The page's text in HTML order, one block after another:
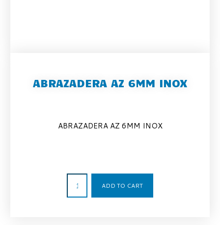
ABRAZADERA AZ 6MM INOX
ABRAZADERA AZ 6MM INOX
ADD TO CART